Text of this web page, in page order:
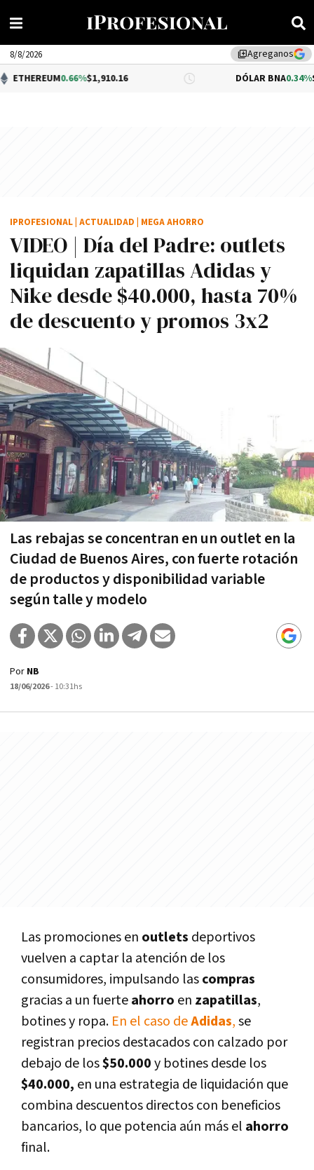
library_addAgreganos
8/8/2026
0.66%$1,910.16 DÓLAR BNA 0.34%$1,520.00
VIDEO | Día del Padre: outlets
liquidan zapatillas Adidas y
Nike desde $40.000, hasta 70%
de descuento y promos 3x2
Las rebajas se concentran en un outlet en la
Ciudad de Buenos Aires, con fuerte rotación
de productos y disponibilidad variable
según talle y modelo
IPROFESIONAL ACTUALIDAD MEGA AHORRO
Por NB
18/06/2026- 10:31hs
Las promociones en outlets deportivos
vuelven a captar la atención de los
consumidores, impulsando lascompras
gracias a un fuerteahorro en zapatillas,
botines y ropa. En el caso deAdidas,se
registran precios destacados con calzado por
debajo de los$50.000y botines desde los
$40.000, en una estrategia de liquidación que
combina descuentos directos con beneficios
bancarios, lo que potencia aún más el ahorro
final.